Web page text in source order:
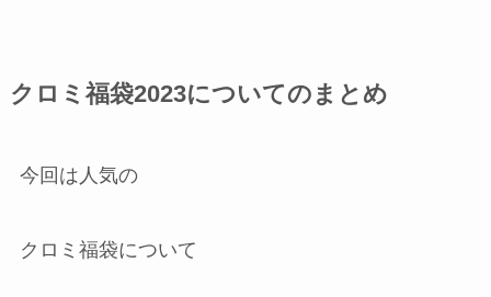
クロミ福袋2023についてのまとめ
今回は人気の
クロミ福袋について